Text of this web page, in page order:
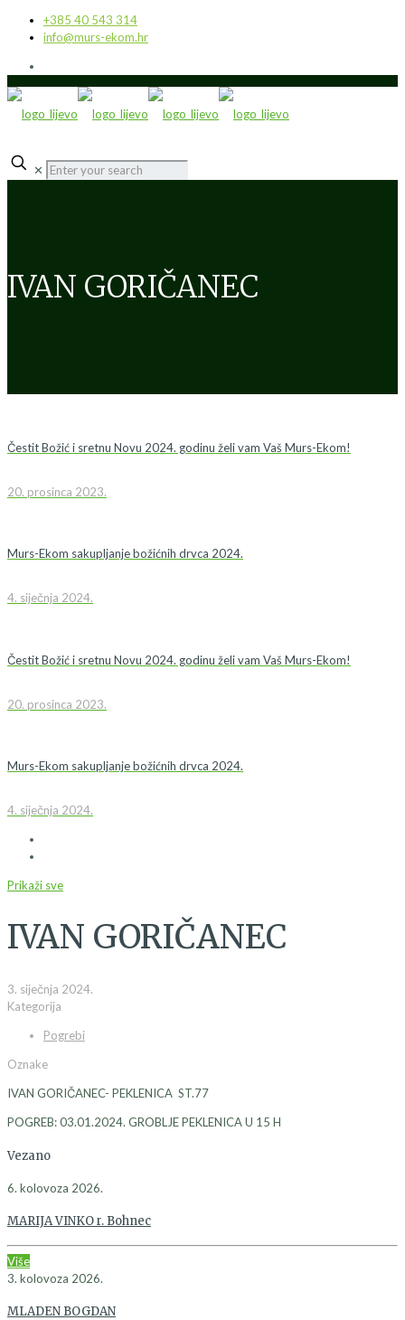
+385 40 543 314
info@murs-ekom.hr
✕
IVAN GORIČANEC
Čestit Božić i sretnu Novu 2024. godinu želi vam Vaš Murs-Ekom!
20. prosinca 2023.
Murs-Ekom sakupljanje božićnih drvca 2024.
4. siječnja 2024.
Čestit Božić i sretnu Novu 2024. godinu želi vam Vaš Murs-Ekom!
20. prosinca 2023.
Murs-Ekom sakupljanje božićnih drvca 2024.
4. siječnja 2024.
Prikaži sve
IVAN GORIČANEC
3. siječnja 2024.
Kategorija
Pogrebi
Oznake
IVAN GORIČANEC- PEKLENICA ST.77
POGREB: 03.01.2024. GROBLJE PEKLENICA U 15 H
Vezano
6. kolovoza 2026.
MARIJA VINKO r. Bohnec
Više
3. kolovoza 2026.
MLADEN BOGDAN